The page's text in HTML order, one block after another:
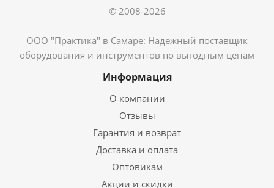
© 2008-2026
ООО "Практика" в Самаре: Надежный поставщик
оборудования и инструментов по выгодным ценам
Информация
О компании
Отзывы
Гарантия и возврат
Доставка и оплата
Оптовикам
Акции и скидки